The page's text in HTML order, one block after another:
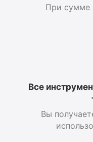
При сумме
Все
Вы